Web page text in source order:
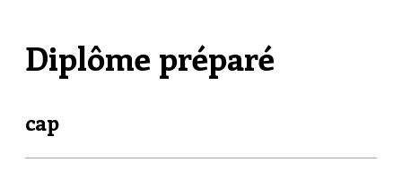
Diplôme préparé
cap